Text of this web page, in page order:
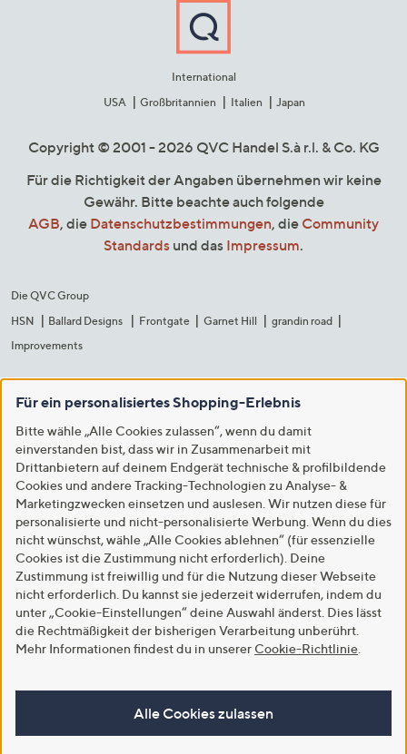
International
USA
Großbritannien Italien Japan
Copyright © 2001 - 2026 QVC Handel S.à r.l. & Co. KG
Für die Richtigkeit der Angaben übernehmen wir keine
Gewähr. Bitte beachte auch folgende
AGB, die Datenschutzbestimmungen, die Community
Standards und das Impressum.
Die QVC Group
HSN
Ballard Designs Frontgate Garnet Hill
grandin road
Improvements
Für ein personalisiertes Shopping-Erlebnis
Bitte wähle „Alle Cookies zulassen“, wenn du damit
einverstanden bist, dass wir in Zusammenarbeit mit
Drittanbietern auf deinem Endgerät technische & profilbildende
Cookies und andere Tracking-Technologien zu Analyse- &
Marketingzwecken einsetzen und auslesen. Wir nutzen diese für
personalisierte und nicht-personalisierte Werbung. Wenn du dies
nicht wünschst, wähle „Alle Cookies ablehnen“ (für essenzielle
Cookies ist die Zustimmung nicht erforderlich). Deine
Zustimmung ist freiwillig und für die Nutzung dieser Webseite
nicht erforderlich. Du kannst sie jederzeit widerrufen, indem du
unter „Cookie-Einstellungen“ deine Auswahl änderst. Dies lässt
die Rechtmäßigkeit der bisherigen Verarbeitung unberührt.
Mehr Informationen findest du in unserer Cookie-Richtlinie
Alle Cookies zulassen